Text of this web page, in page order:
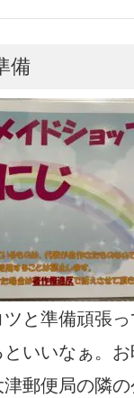
備
と準備頑張っ
いいなぁ。お
郵便局の隣